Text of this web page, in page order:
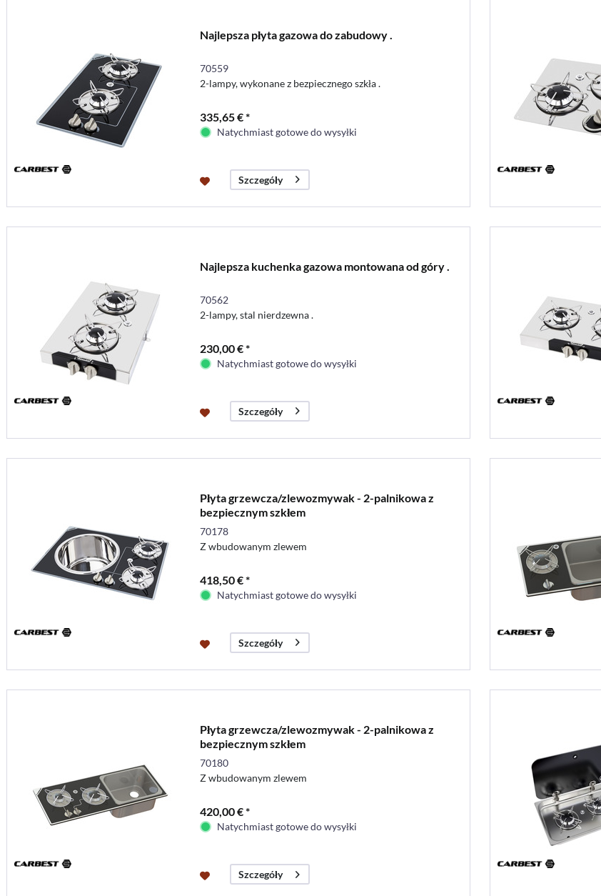
Najlepsza płyta gazowa do zabudowy .
70559
2-lampy, wykonane z bezpiecznego szkła .
335,65 € *
Natychmiast gotowe do wysyłki
Szczegóły
Najlepsza kuchenka gazowa montowana od góry .
70562
2-lampy, stal nierdzewna .
230,00 € *
Natychmiast gotowe do wysyłki
Szczegóły
Płyta grzewcza/zlewozmywak - 2-palnikowa z
bezpiecznym szkłem
70178
Z wbudowanym zlewem
418,50 € *
Natychmiast gotowe do wysyłki
Szczegóły
Płyta grzewcza/zlewozmywak - 2-palnikowa z
bezpiecznym szkłem
70180
Z wbudowanym zlewem
420,00 € *
Natychmiast gotowe do wysyłki
Szczegóły